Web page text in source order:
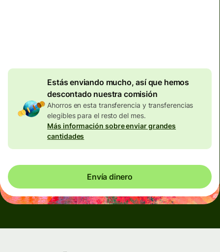
Estás enviando mucho, así que hemos
descontado nuestra comisión
Ahorros en esta transferencia y transferencias
elegibles para el resto del mes.
Más información sobre enviar grandes
cantidades
Envía dinero